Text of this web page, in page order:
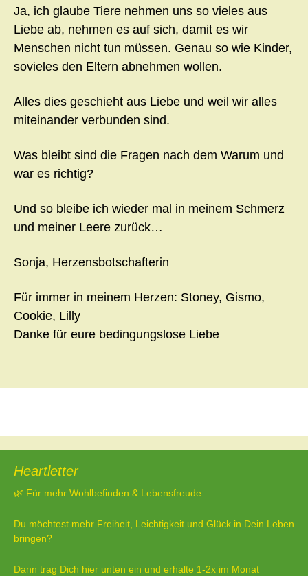
Ja, ich glaube Tiere nehmen uns so vieles aus
Liebe ab, nehmen es auf sich, damit es wir
Menschen nicht tun müssen. Genau so wie Kinder,
sovieles den Eltern abnehmen wollen.
Alles dies geschieht aus Liebe und weil wir alles
miteinander verbunden sind.
Was bleibt sind die Fragen nach dem Warum und
war es richtig?
Und so bleibe ich wieder mal in meinem Schmerz
und meiner Leere zurück…
Sonja, Herzensbotschafterin
Für immer in meinem Herzen: Stoney, Gismo,
Cookie, Lilly
Danke für eure bedingungslose Liebe
Heartletter
🌿 Für mehr Wohlbefinden & Lebensfreude
Du möchtest mehr Freiheit, Leichtigkeit und Glück in Dein Leben
bringen?
Dann trag Dich hier unten ein und erhalte 1-2x im Monat